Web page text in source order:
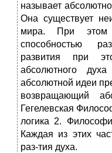
называет
Она существует
мира. При этом
способностью
развития при
абсолютного
абсолютной идеи
возвращающий
Гегелевская
логика 2.
Каждая из этих
раз-тия духа.